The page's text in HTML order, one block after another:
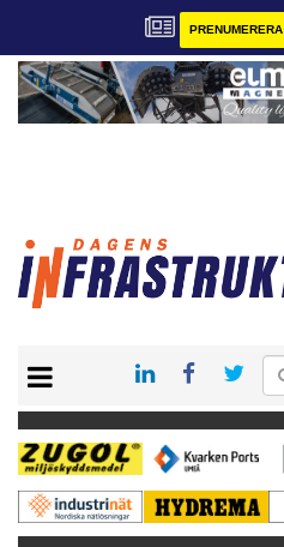
PRENUMERERA
KONTAKT
VÅRA ANDRA MAGASIN
PRENUMERERA
ANNONSERA